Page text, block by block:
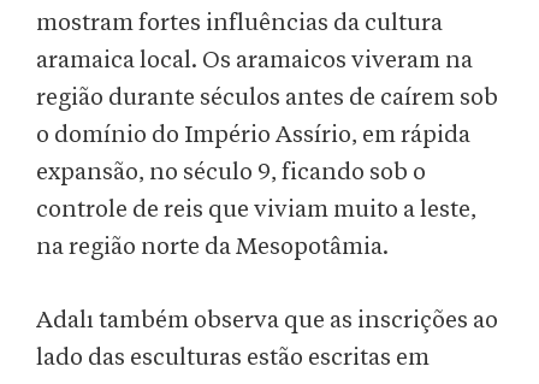
mostram fortes influências da cultura
aramaica local. Os aramaicos viveram na
região durante séculos antes de caírem sob
o domínio do Império Assírio, em rápida
expansão, no século 9, ficando sob o
controle de reis que viviam muito a leste,
na região norte da Mesopotâmia.
Adalı também observa que as inscrições ao
lado das esculturas estão escritas em